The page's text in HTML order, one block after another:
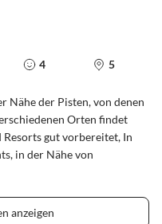
4 5
Nähe der Pisten, von denen
Orten findet
Resorts gut vorbereitet, In
in der Nähe von
anzeigen